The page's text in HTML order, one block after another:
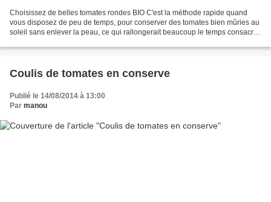
Choisissez de belles tomates rondes BIO C'est la méthode rapide quand
vous disposez de peu de temps, pour conserver des tomates bien mûries au
soleil sans enlever la peau, ce qui rallongerait beaucoup le temps consacré
Coulis de tomates en conserve
Publié le 14/08/2014 à 13:00
Par manou